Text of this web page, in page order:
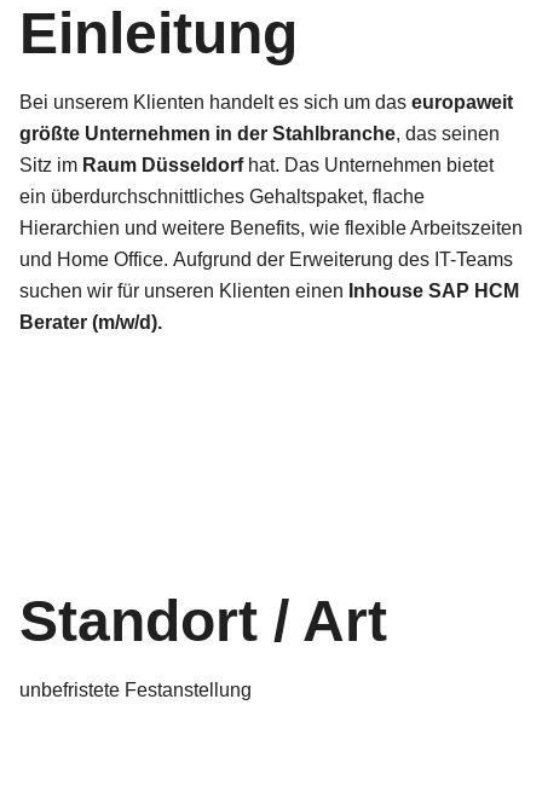
Einleitung
Bei unserem Klienten handelt es sich um das europaweit
größte Unternehmen in der Stahlbranche, das seinen
Sitz im Raum Düsseldorfhat. Das Unternehmen bietet
ein überdurchschnittliches Gehaltspaket, flache
Hierarchien und weitere Benefits, wie flexible Arbeitszeiten
und Home Office. Aufgrund der Erweiterung des IT-Teams
suchen wir für unseren Klienten einen Inhouse SAP HCM
Berater (m/w/d).
Standort / Art
unbefristete Festanstellung